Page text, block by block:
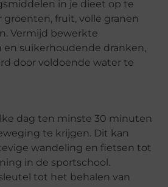
in je dieet op te
groenten, fruit, volle granen
Vermijd bewerkte
suikerhoudende dranken,
door voldoende water te
dag ten minste 30 minuten
te krijgen. Dit kan
wandeling en fietsen tot
in de sportschool.
tot het behalen van